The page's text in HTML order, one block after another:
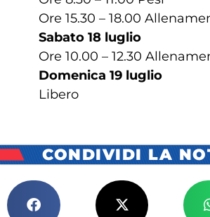
Ore 15.30 – 18.00
Sabato 18 luglio
Ore 10.00 – 12.30
Domenica 19 luglio
Libero
CONDIVIDI LA